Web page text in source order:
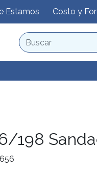
Estamos Costo y
198